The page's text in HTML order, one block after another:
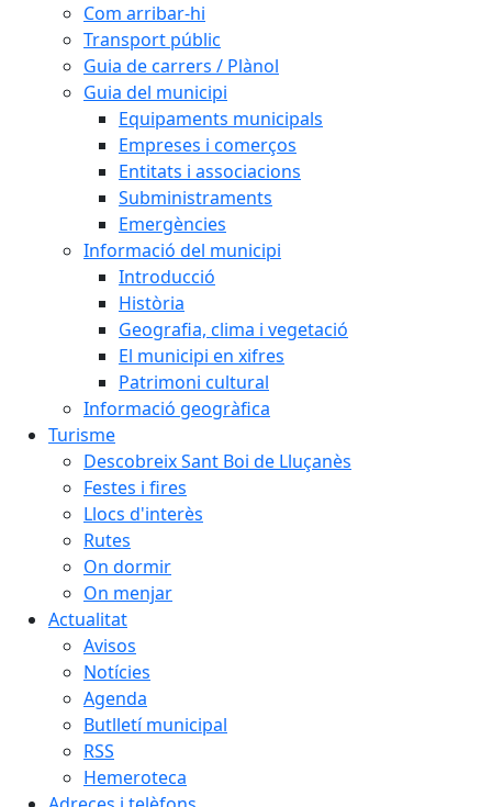
Com arribar-hi
Transport públic
Guia de carrers / Plànol
Guia del municipi
Equipaments municipals
Empreses i comerços
Entitats i associacions
Subministraments
Emergències
Informació del municipi
Introducció
Història
Geografia, clima i vegetació
El municipi en xifres
Patrimoni cultural
Informació geogràfica
Turisme
Descobreix Sant Boi de Lluçanès
Festes i fires
Llocs d'interès
Rutes
On dormir
On menjar
Actualitat
Avisos
Notícies
Agenda
Butlletí municipal
RSS
Hemeroteca